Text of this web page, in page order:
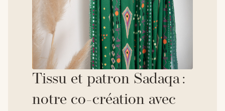
Tissu et patron Sadaqa :
notre co-création avec